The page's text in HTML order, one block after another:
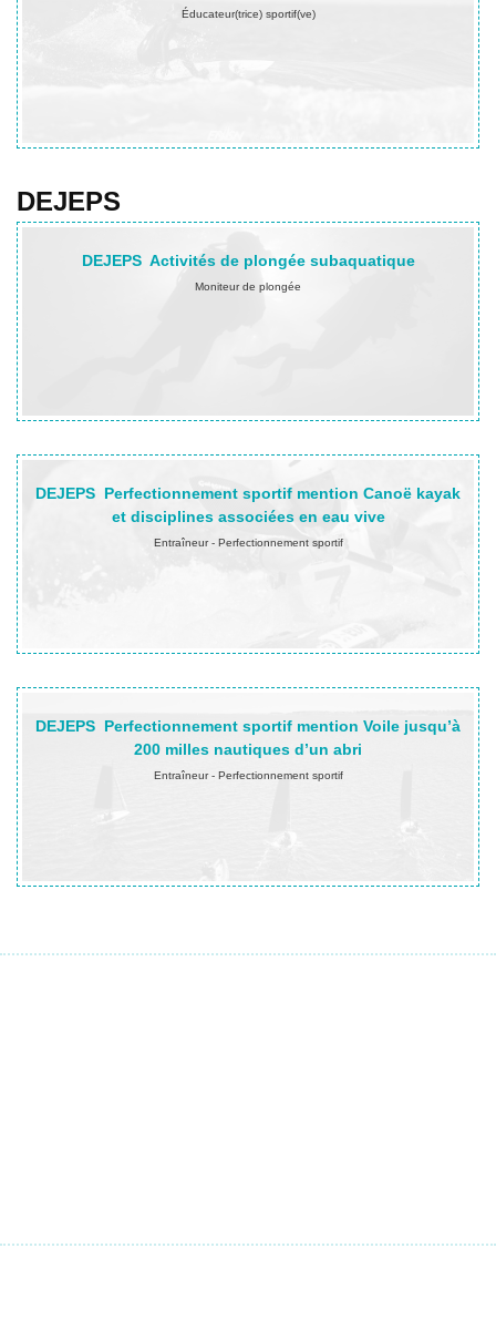
Éducateur(trice) sportif(ve)
DEJEPS
DEJEPS Activités de plongée subaquatique
Moniteur de plongée
DEJEPS Perfectionnement sportif mention Canoë kayak
et disciplines associées en eau vive
Entraîneur - Perfectionnement sportif
DEJEPS Perfectionnement sportif mention Voile jusqu’à
200 milles nautiques d’un abri
Entraîneur - Perfectionnement sportif